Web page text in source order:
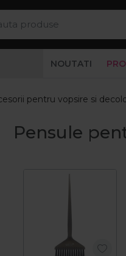
NOUTATI
pentru vopsire si
Pensule